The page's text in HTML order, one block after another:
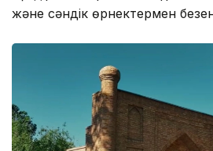
және сәндік өрнектермен